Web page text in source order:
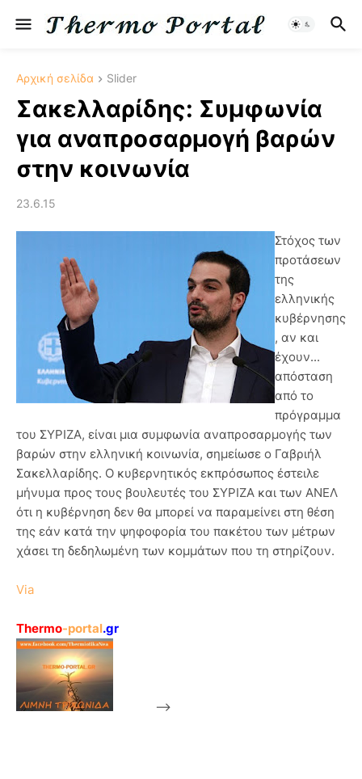
Αρχική σελίδα Slider
Σακελλαρίδης: Συμφωνία
για αναπροσαρμογή βαρών
στην κοινωνία
23.6.15
Στόχος των
προτάσεων
της
ελληνικής
κυβέρνησης
, αν και
έχουν...
απόσταση
από το
πρόγραμμα
του ΣΥΡΙΖΑ, είναι μια συμφωνία αναπροσαρμογής των
βαρών στην ελληνική κοινωνία, σημείωσε ο Γαβριήλ
Σακελλαρίδης. Ο κυβερνητικός εκπρόσωπος έστειλε
μήνυμα προς τους βουλευτές του ΣΥΡΙΖΑ και των ΑΝΕΛ
ότι η κυβέρνηση δεν θα μπορεί να παραμείνει στη θέση
της εάν κατά την ψηφοφορία του πακέτου των μέτρων
χάσει τη δεδηλωμένη των κομμάτων που τη στηρίζουν.
Via
Thermo-portal.gr
-->